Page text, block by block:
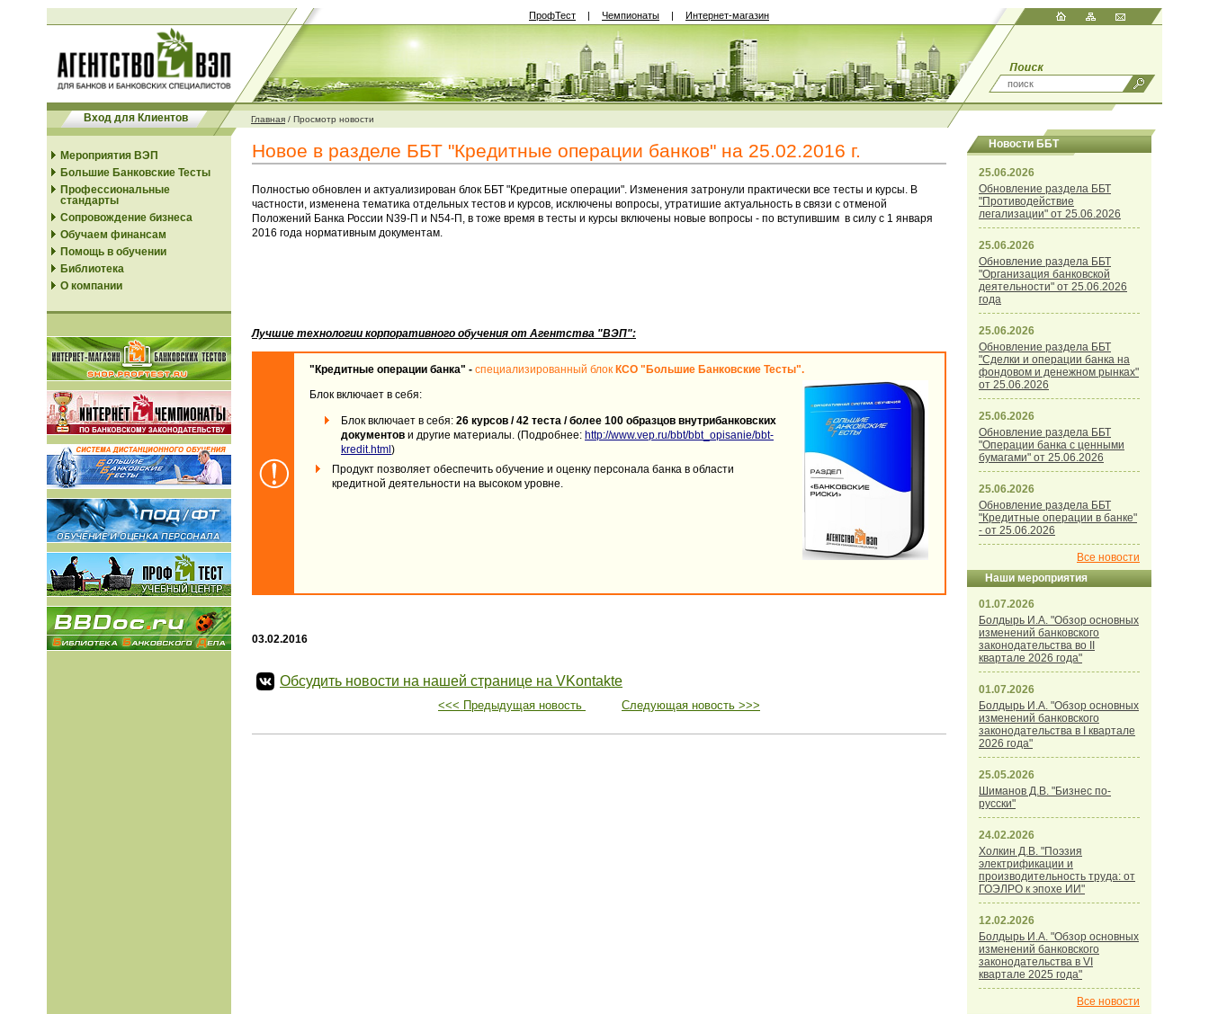
ПрофТест | Чемпионаты | Интернет-магазин
Вход для Клиентов Главная / Просмотр новости
Мероприятия ВЭП
Большие Банковские Тесты
Профессиональные
стандарты
Сопровождение бизнеса
Обучаем финансам
Помощь в обучении
Библиотека
О компании
Новое в разделе ББТ "Кредитные операции банков" на 25.02.2016 г.
Полностью обновлен и актуализирован блок ББТ "Кредитные операции". Изменения затронули практически все тесты и курсы. В
частности, изменена тематика отдельных тестов и курсов, исключены вопросы, утратишие актуальность в связи с отменой
Положений Банка России N39-П и N54-П, в тоже время в тесты и курсы включены новые вопросы - по вступившим в силу с 1 января
2016 года нормативным документам.
Лучшие технологии корпоративного обучения от Агентства "ВЭП":
"Кредитные операции банка" - специализированный блок КСО "Большие Банковские Тесты".
Блок включает в себя:
Блок включает в себя: 26 курсов / 42 теста / более 100 образцов внутрибанковских
документов и другие материалы. (Подробнее: http://www.vep.ru/bbt/bbt_opisanie/bbt-
kredit.html )
Продукт позволяет обеспечить обучение и оценку персонала банка в области
кредитной деятельности на высоком уровне.
03.02.2016
Обсудить новости на нашей странице на VKontakte
<<< Предыдущая новость Следующая новость >>>
Новости ББТ
25.06.2026
Обновление раздела ББТ
"Противодействие
легализации" от 25.06.2026
25.06.2026
Обновление раздела ББТ
"Организация банковской
деятельности" от 25.06.2026
года
25.06.2026
Обновление раздела ББТ
"Сделки и операции банка на
фондовом и денежном рынках"
от 25.06.2026
25.06.2026
Обновление раздела ББТ
"Операции банка с ценными
бумагами" от 25.06.2026
25.06.2026
Обновление раздела ББТ
"Кредитные операции в банке"
- от 25.06.2026
Все новости
Наши мероприятия
01.07.2026
Болдырь И.А. "Обзор основных
изменений банковского
законодательства во II
квартале 2026 года"
01.07.2026
Болдырь И.А. "Обзор основных
изменений банковского
законодательства в I квартале
2026 года"
25.05.2026
Шиманов Д.В. "Бизнес по-
русски"
24.02.2026
Холкин Д.В. "Поэзия
электрификации и
производительность труда: от
ГОЭЛРО к эпохе ИИ"
12.02.2026
Болдырь И.А. "Обзор основных
изменений банковского
законодательства в VI
квартале 2025 года"
Все новости